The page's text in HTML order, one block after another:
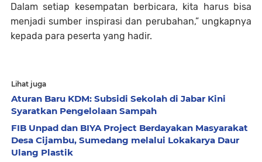
Dalam setiap kesempatan berbicara, kita harus bisa
menjadi sumber inspirasi dan perubahan,” ungkapnya
kepada para peserta yang hadir.
Lihat juga
Aturan Baru KDM: Subsidi Sekolah di Jabar Kini
Syaratkan Pengelolaan Sampah
FIB Unpad dan BIYA Project Berdayakan Masyarakat
Desa Cijambu, Sumedang melalui Lokakarya Daur
Ulang Plastik